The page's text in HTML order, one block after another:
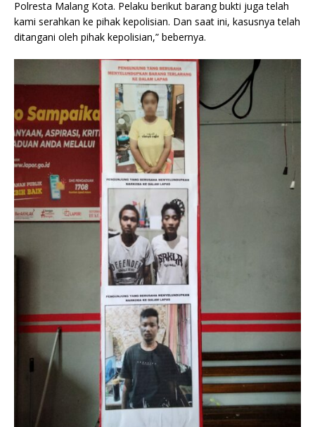
Polresta Malang Kota. Pelaku berikut barang bukti juga telah
kami serahkan ke pihak kepolisian. Dan saat ini, kasusnya telah
ditangani oleh pihak kepolisian,” bebernya.